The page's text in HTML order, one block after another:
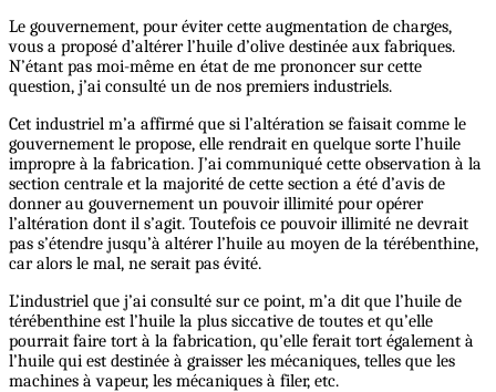
Le gouvernement, pour éviter cette augmentation de charges,
vous a proposé d’altérer l’huile d’olive destinée aux fabriques.
N’étant pas moi-même en état de me prononcer sur cette
question, j’ai consulté un de nos premiers industriels.
Cet industriel m’a affirmé que si l’altération se faisait comme le
gouvernement le propose, elle rendrait en quelque sorte l’huile
impropre à la fabrication. J’ai communiqué cette observation à la
section centrale et la majorité de cette section a été d’avis de
donner au gouvernement un pouvoir illimité pour opérer
l’altération dont il s’agit. Toutefois ce pouvoir illimité ne devrait
pas s’étendre jusqu’à altérer l’huile au moyen de la térébenthine,
car alors le mal, ne serait pas évité.
L’industriel que j’ai consulté sur ce point, m’a dit que l’huile de
térébenthine est l’huile la plus siccative de toutes et qu’elle
pourrait faire tort à la fabrication, qu’elle ferait tort également à
l’huile qui est destinée à graisser les mécaniques, telles que les
machines à vapeur, les mécaniques à filer, etc.